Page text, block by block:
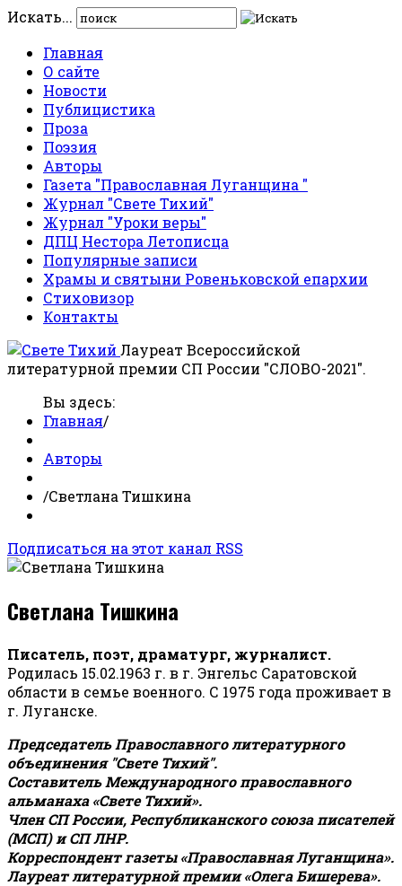
Искать...
Главная
О сайте
Новости
Публицистика
Проза
Поэзия
Авторы
Газета "Православная Луганщина "
Журнал "Свете Тихий"
Журнал "Уроки веры"
ДПЦ Нестора Летописца
Популярные записи
Храмы и святыни Ровеньковской епархии
Стиховизор
Контакты
Лауреат Всероссийской
литературной премии СП России "СЛОВО-2021".
Вы здесь:
Главная/
Авторы
/Светлана Тишкина
Подписаться на этот канал RSS
Светлана Тишкина
Писатель, поэт, драматург, журналист.
Родилась 15.02.1963 г. в г. Энгельс Саратовской
области в семье военного. С 1975 года проживает в
г. Луганске.
Председатель Православного литературного
объединения "Свете Тихий".
Составитель Международного православного
альманаха «Свете Тихий».
Член СП России, Республиканского союза писателей
(МСП) и СП ЛНР.
Корреспондент газеты «Православная Луганщина».
Лауреат литературной премии «Олега Бишерева».